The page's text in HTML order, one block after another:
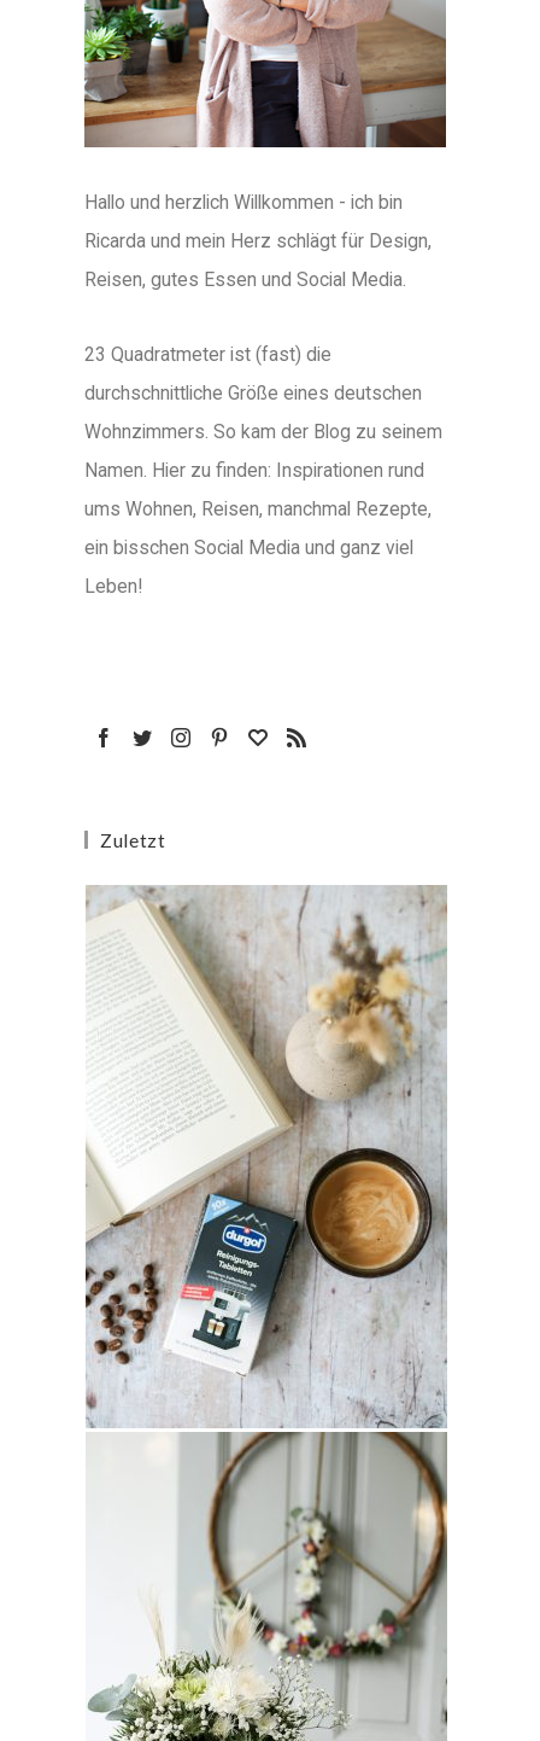
Hallo und herzlich Willkommen - ich bin
Ricarda und mein Herz schlägt für Design,
Reisen, gutes Essen und Social Media.
23 Quadratmeter ist (fast) die
durchschnittliche Größe eines deutschen
Wohnzimmers. So kam der Blog zu seinem
Namen. Hier zu finden: Inspirationen rund
ums Wohnen, Reisen, manchmal Rezepte,
ein bisschen Social Media und ganz viel
Leben!
Zuletzt